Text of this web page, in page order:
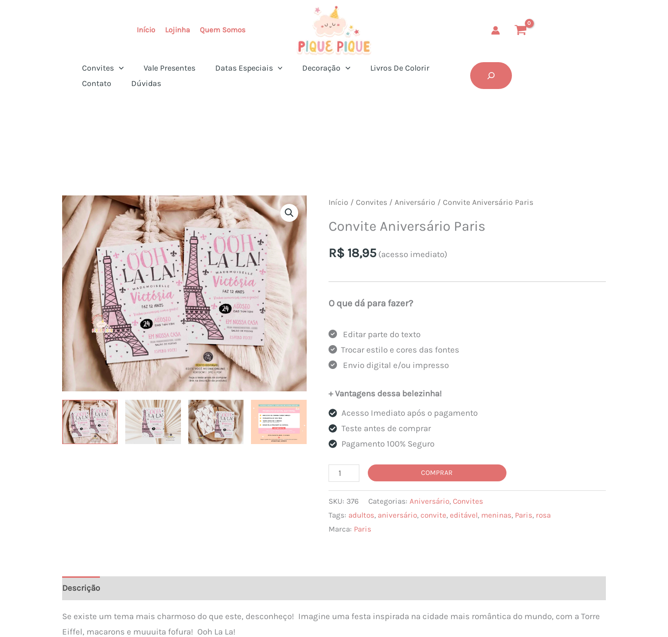
Início Lojinha Quem Somos
Convites Vale Presentes Datas Especiais Decoração
Livros De Colorir
Contato
Dúvidas
Buscar...
Início / Convites /Aniversário / Convite Aniversário Paris
Convite Aniversário Paris
R$ 18,95 (acesso imediato)
O que dá para fazer?
Editar parte do texto
Trocar estilo e cores das fontes
Envio digital e/ou impresso
+ Vantagens dessa belezinha!
Acesso Imediato após o pagamento
Teste antes de comprar
Pagamento 100% Seguro
Convite
Paris
quantidade
COMPRAR
SKU: 376 Categorias:Aniversário,Convites
Tags: adultos, aniversário,convite,editável, meninas, Paris, rosa
Marca: Paris
Descrição
Se existe um tema mais charmoso do que este, desconheço! Imagine uma festa inspirada na cidade mais romântica do mundo, com a Torre
Eiffel, macarons e muuuita fofura! Ooh La La!